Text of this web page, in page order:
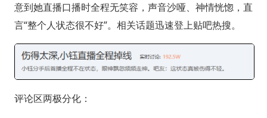
意到她直播口播时全程无笑容，声音沙哑、神情恍惚，直
言“整个人状态很不好”。相关话题迅速登上贴吧热搜。
评论区两极分化：